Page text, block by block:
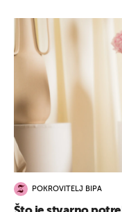
POKROVITELJ BIPA